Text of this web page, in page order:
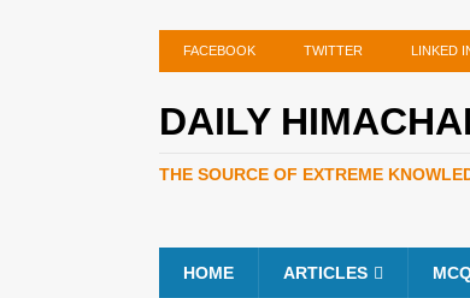
FACEBOOK TWITTER LINKED
DAILY
THE SOURCE OF EXTREME
HOME ARTICLES